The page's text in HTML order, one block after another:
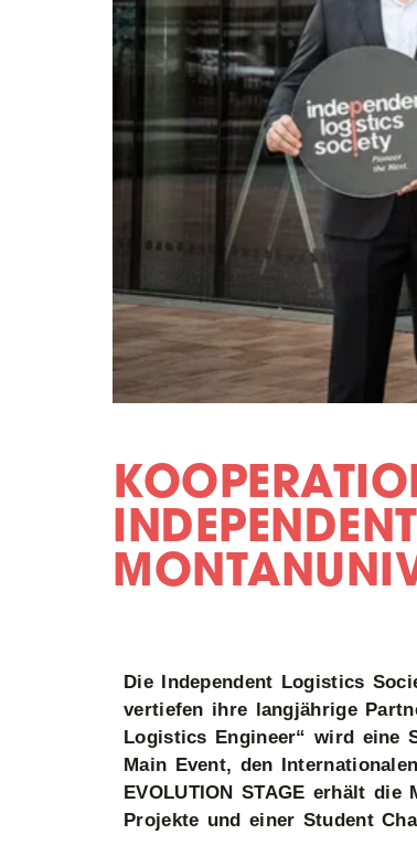
Die Independent Logistics
vertiefen ihre langjährige
Logistics Engineer“ wird eine
Main Event, den
EVOLUTION STAGE erhält
Projekte und einer Student